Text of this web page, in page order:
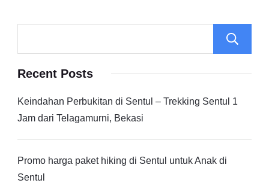
Recent Posts
Keindahan Perbukitan di Sentul – Trekking Sentul 1
Jam dari Telagamurni, Bekasi
Promo harga paket hiking di Sentul untuk Anak di
Sentul